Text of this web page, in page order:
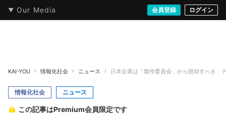
Our Media 会員登録 ログイン
本・文芸 情報化社会 音楽・映像 ゲームストリート
KAI-YOU 情報化社会 ニュース 日本企業は「製作委員会」から脱却すべき
情報化社会 ニュース
この記事はPremium会員限定です